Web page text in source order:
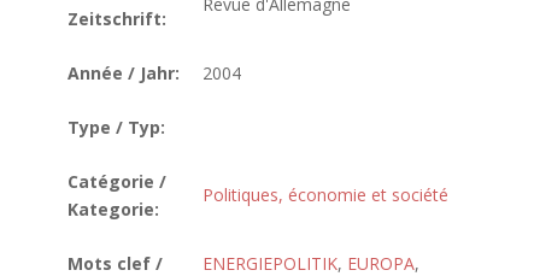
Zeitschrift:
Année / Jahr: 2004
Type / Typ:
Catégorie /
Kategorie:
Politiques, économie et société
Mots clef /
ENERGIEPOLITIK, EUROPA,